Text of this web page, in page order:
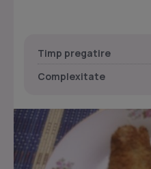
Timp pregatire
Complexitate